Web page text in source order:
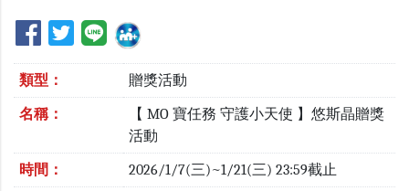
類型： 贈獎活動
名稱：
【 MO 寶任務 守護小天使 】悠斯晶贈獎
活動
時間： 2026/1/7(三)~1/21(三) 23:59截止